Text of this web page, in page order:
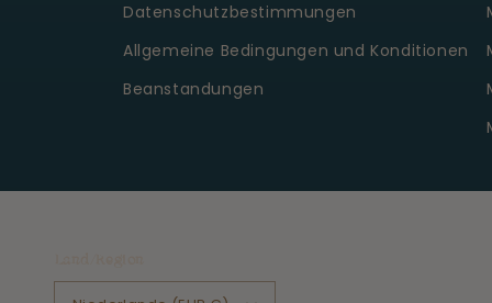
Datenschutzbestimmungen
Allgemeine Bedingungen und Konditionen
Beanstandungen